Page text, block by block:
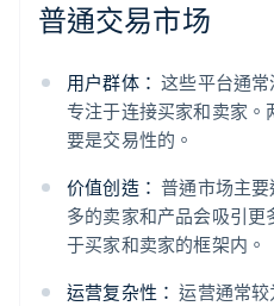
普通交易市场
用户群体： 这些平台通常
专注于连接买家和卖家。
要是交易性的。
价值创造： 普通市场主
多的卖家和产品会吸引
于买家和卖家的框架内。
运营复杂性： 运营通常